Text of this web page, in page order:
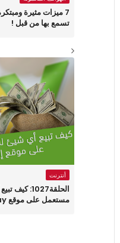
7 ميزات مثيرة
تسمع بها من قبل !
أنترنت
مستعمل على موقع Ebay وتربح المال